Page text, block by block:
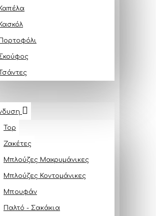
Τσάντες
Top
Ζακέτες
Μπλούζες Mακρυμάνικες
Μπλούζες Κοντομάνικες
Μπουφάν
Παλτό - Σακάκια